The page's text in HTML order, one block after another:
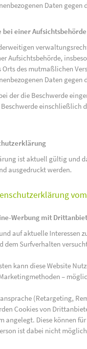
Daten gegen
bei einer Aufsichtsbehörde
Aufsichtsbehörde,
Orts des mutmaßlichen
Daten gegen
der die Beschwerde
ist aktuell gültig und
ausgedruckt werden.
Werbung mit
auf aktuelle Interessen
dem Surfverhalten
kann diese Website
–
(Retargeting,
Cookies von
angelegt. Diese können
ist dabei nicht